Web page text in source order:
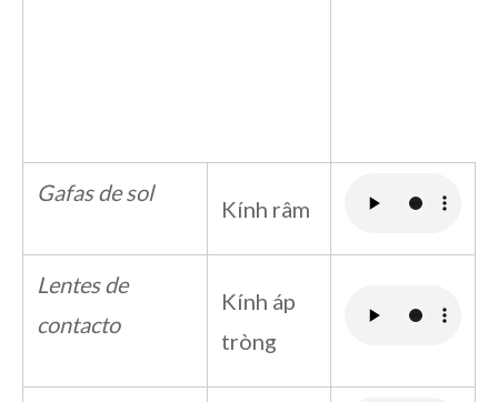
Gafas de sol
Kính râm
Lentes de
contacto
Kính áp
tròng